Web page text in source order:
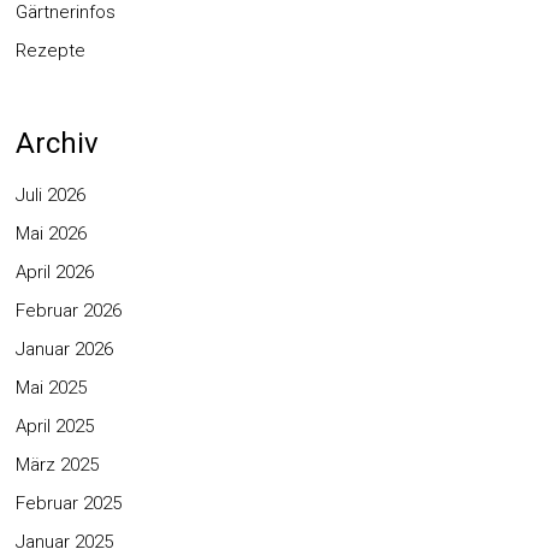
Gärtnerinfos
Rezepte
Archiv
Juli 2026
Mai 2026
April 2026
Februar 2026
Januar 2026
Mai 2025
April 2025
März 2025
Februar 2025
Januar 2025